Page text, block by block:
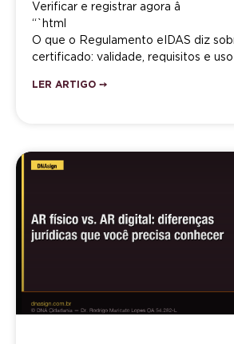
Verificar e registrar agora â
“`html
O que o Regulamento eIDAS diz
certificado: validade, requisitos e
LER ARTIGO ➙